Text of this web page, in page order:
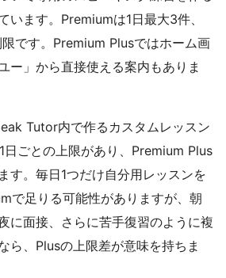
います。Premiumは1日最大3件、
です。Premium Plusではホーム画
ー」から直接使える案内もありま
Tutor内で作るカスタムレッスン
日ごとの上限があり、Premium Plus
す。毎日1つだけ自分用レッスンを
で足りる可能性がありますが、朝
に面接、さらに苦手復習のように複
ら、Plusの上限差が意味を持ちま